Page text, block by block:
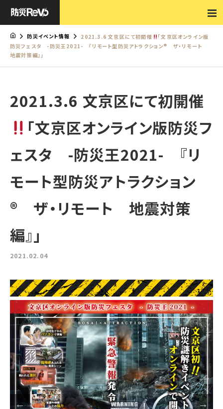
防災イベント情報 2021.3.6 文京区にて初開催
「文京区オンライン版
防災フェスタ -防災王2021- 『リモート型防災アトラクション® ザ・リモート
地震対策編』」
2021.3.6 文京区にて初開催
「文京区オンライン版防災フ
ェスタ -防災王2021- 『リ
モート型防災アトラクション
® ザ・リモート 地震対策
編』」
2021.02.04